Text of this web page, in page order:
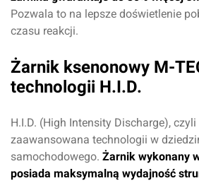
Pozwala to na lepsze doświetlenie
czasu reakcji.
Żarnik ksenonowy M-
technologii H.I.D.
H.I.D. (High Intensity Discharge),
zaawansowana technologii w
samochodowego. Żarnik wykonany
posiada maksymalną wydajność